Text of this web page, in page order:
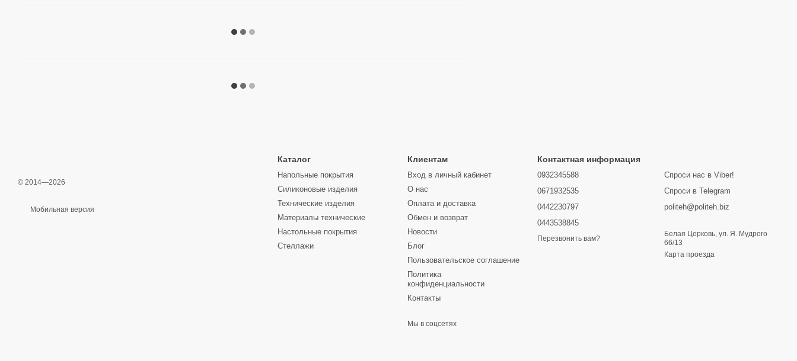
© 2014—2026
Мобильная версия
Каталог
Напольные покрытия
Силиконовые изделия
Технические изделия
Материалы технические
Настольные покрытия
Стеллажи
Клиентам
Вход в личный кабинет
О нас
Оплата и доставка
Обмен и возврат
Новости
Блог
Пользовательское соглашение
Политика
конфиденциальности
Контакты
Мы в соцсетях
Контактная информация
0932345588
0671932535
0442230797
0443538845
Перезвонить вам?
Спроси нас в Viber!
Спроси в Telegram
politeh@politeh.biz
Белая Церковь, ул. Я. Мудрого
66/13
Карта проезда